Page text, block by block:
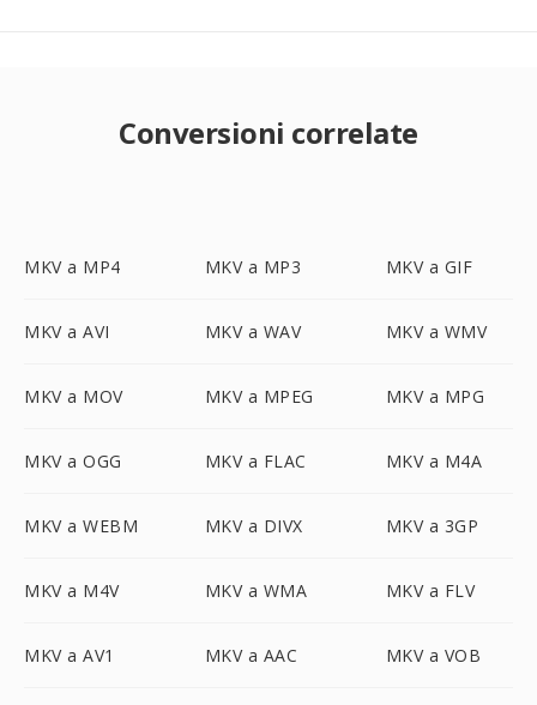
Conversioni correlate
MKV a MP4 MKV a MP3 MKV a GIF
MKV a AVI MKV a WAV MKV a WMV
MKV a MOV MKV a MPEG MKV a MPG
MKV a OGG MKV a FLAC MKV a M4A
MKV a WEBM MKV a DIVX MKV a 3GP
MKV a M4V MKV a WMA MKV a FLV
MKV a AV1 MKV a AAC MKV a VOB